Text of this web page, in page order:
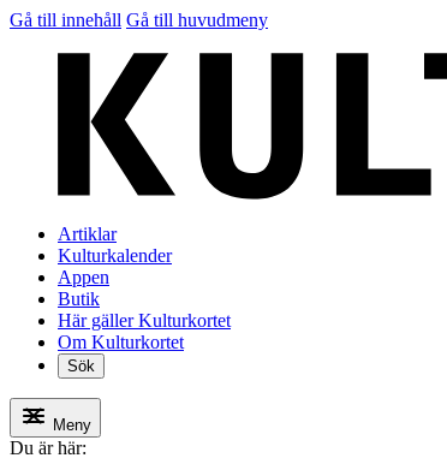
Gå till innehåll Gå till huvudmeny
Artiklar
Kulturkalender
Appen
Butik
Här gäller Kulturkortet
Om Kulturkortet
Sök
Meny
Du är här: